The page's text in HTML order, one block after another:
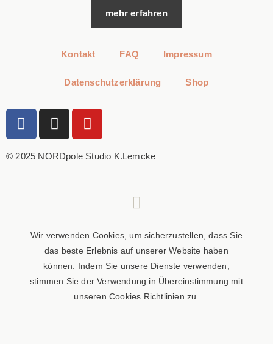
mehr erfahren
Kontakt FAQ Impressum
Datenschutzerklärung Shop
© 2025 NORDpole Studio K.Lemcke
Wir verwenden Cookies, um sicherzustellen, dass Sie
das beste Erlebnis auf unserer Website haben
können. Indem Sie unsere Dienste verwenden,
stimmen Sie der Verwendung in Übereinstimmung mit
unseren Cookies Richtlinien zu.